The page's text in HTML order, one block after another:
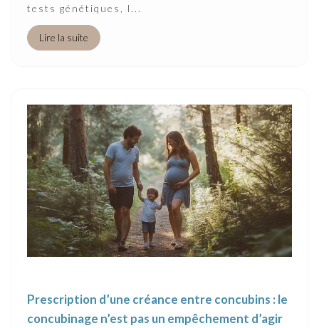
tests génétiques, l...
Lire la suite
Prescription d’une créance entre concubins : le
concubinage n’est pas un empêchement d’agir